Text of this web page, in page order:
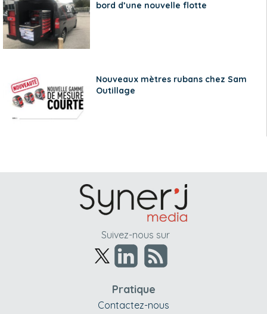
bord d’une nouvelle flotte
Nouveaux mètres rubans chez Sam
Outillage
Suivez-nous sur
Pratique
Contactez-nous